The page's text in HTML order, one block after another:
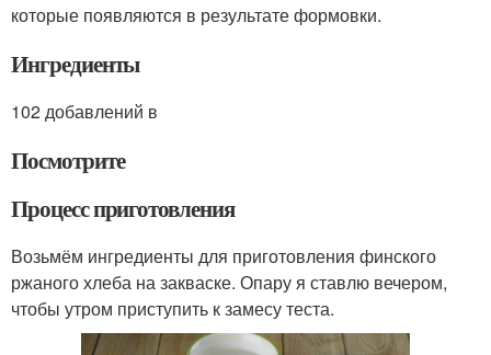
которые появляются в результате формовки.
Ингредиенты
102 добавлений в
Посмотрите
Процесс приготовления
Возьмём ингредиенты для приготовления финского
ржаного хлеба на закваске. Опару я ставлю вечером,
чтобы утром приступить к замесу теста.